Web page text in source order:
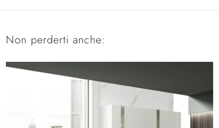
Non perderti anche: